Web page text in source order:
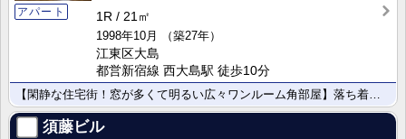
アパート
1R
21㎡
1998年10月
（築27年）
江東区大島
都営新宿線 西大島駅 徒歩10分
須藤ビル